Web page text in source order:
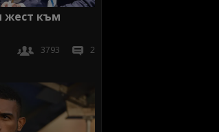
жест към
3793 2